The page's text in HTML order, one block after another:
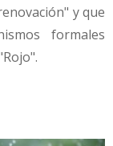
y que
formales